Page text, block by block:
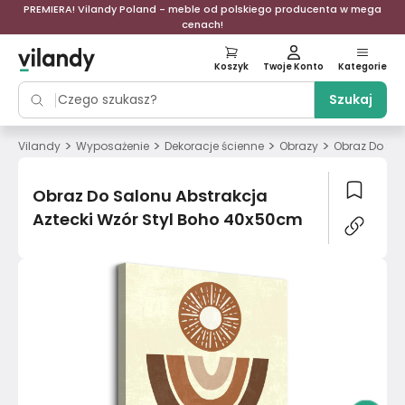
PREMIERA! Vilandy Poland - meble od polskiego producenta w mega
cenach!
Szukaj
Koszyk Twoje Konto Kategorie
Vilandy > Wyposażenie > Dekoracje ścienne > Obrazy > Obraz Do
Obraz Do Salonu Abstrakcja
Aztecki Wzór Styl Boho 40x50cm